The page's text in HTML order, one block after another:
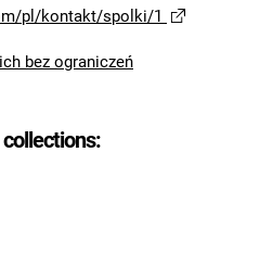
Azotowych im.
: Organ Samorządu
1967, nr 17
Azotowych im.
pl/kontakt/spolki/1
bez ograniczeń